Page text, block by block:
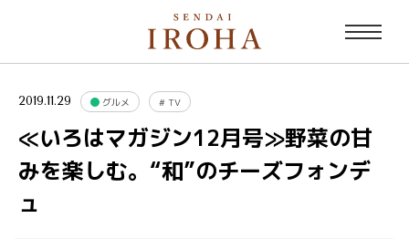
2019.11.29 グルメ # TV
≪いろはマガジン12月号≫野菜の甘
みを楽しむ。“和”のチーズフォンデ
ュ